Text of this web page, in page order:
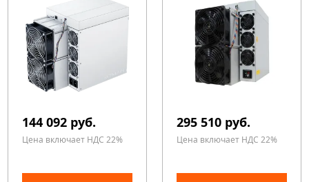
144 092 руб.
Цена включает НДС 22%
295 510 руб.
Цена включает НДС 22%